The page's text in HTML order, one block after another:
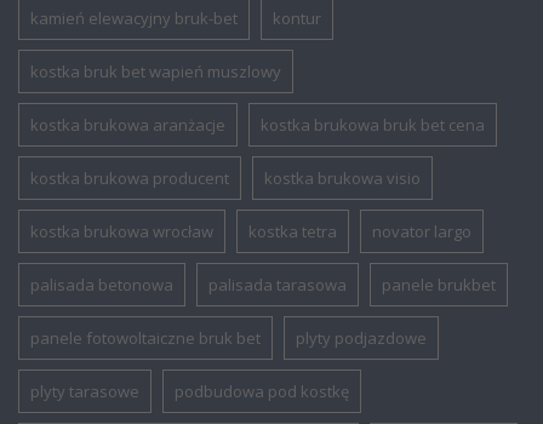
kamień elewacyjny bruk-bet kontur
kostka bruk bet wapień muszlowy
kostka brukowa aranżacje kostka brukowa bruk bet cena
kostka brukowa producent kostka brukowa visio
kostka brukowa wrocław kostka tetra novator largo
palisada betonowa palisada tarasowa panele brukbet
panele fotowoltaiczne bruk bet plyty podjazdowe
plyty tarasowe podbudowa pod kostkę